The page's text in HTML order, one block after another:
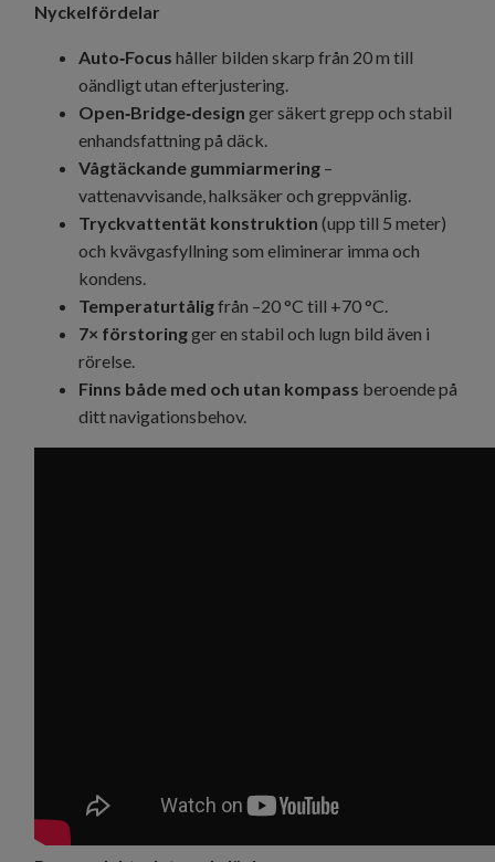
Nyckelfördelar
Auto‑Focus håller bilden skarp från 20 m till
oändligt utan efterjustering.
Open‑Bridge‑design ger säkert grepp och stabil
enhandsfattning på däck.
Vågtäckande gummiarmering –
vattenavvisande, halksäker och greppvänlig.
Tryckvattentät konstruktion (upp till 5 meter)
och kvävgasfyllning som eliminerar imma och
kondens.
Temperaturtåligfrån –20 °C till +70 °C.
7× förstoringger en stabil och lugn bild även i
rörelse.
Finns både med och utan kompass beroende på
ditt navigationsbehov.